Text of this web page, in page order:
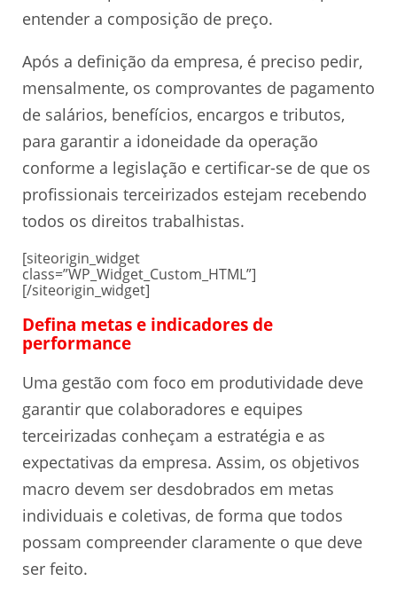
entender a composição de preço.
Após a definição da empresa, é preciso pedir,
mensalmente, os comprovantes de pagamento
de salários, benefícios, encargos e tributos,
para garantir a idoneidade da operação
conforme a legislação e certificar-se de que os
profissionais terceirizados estejam recebendo
todos os direitos trabalhistas.
[siteorigin_widget
class=”WP_Widget_Custom_HTML”]
[/siteorigin_widget]
Defina metas e indicadores de
performance
Uma gestão com foco em produtividade deve
garantir que colaboradores e equipes
terceirizadas conheçam a estratégia e as
expectativas da empresa. Assim, os objetivos
macro devem ser desdobrados em metas
individuais e coletivas, de forma que todos
possam compreender claramente o que deve
ser feito.